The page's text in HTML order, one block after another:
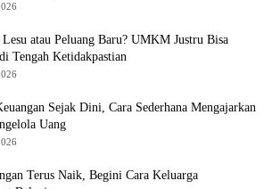
atau Peluang Baru? UMKM Justru Bisa
Tengah Ketidakpastian
Sejak Dini, Cara Sederhana Mengajarkan
Uang
Terus Naik, Begini Cara Keluarga